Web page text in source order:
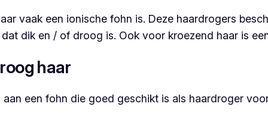
vaak een ionische fohn is. Deze haardrogers
dik en / of droog is. Ook voor kroezend haar is
haar
een fohn die goed geschikt is als haardroger